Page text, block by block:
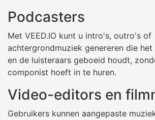
Podcasters
Met VEED.IO kunt u intro's, outro's of
achtergrondmuziek genereren die
en de luisteraars geboeid houdt,
componist hoeft in te huren.
Video-editors en
Gebruikers kunnen aangepaste